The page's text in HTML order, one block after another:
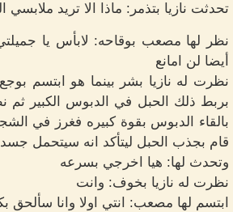
تحدثت نازيا بتذمر: ماذا الا تريد ملابسي
نظر لها مصعب بوقاحه: لابأس يا جميلتي
أيضا لن امانع
نظرت له نازيا بشر بينما هو ابتسم
بربط ذلك الحبل في الدبوس الكبير ثم
بالقاء الدبوس بقوة كبيره فغرز في
قام بجذب الحبل ليتأكد انه سيتحمل
وتحدث لها: هيا اخرجي بسرعه
نظرت له نازيا بخوف: وانت
ابتسم لها مصعب: انتي اولا وانا سألحق